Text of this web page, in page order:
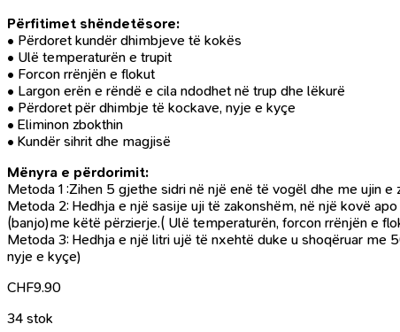
Përfitimet shëndetësore:
• Përdoret kundër dhimbjeve të kokës
• Ulë temperaturën e trupit
• Forcon rrënjën e flokut
• Largon erën e rëndë e cila ndodhet në trup dhe lëkurë
• Përdoret për dhimbje të kockave, nyje e kyçe
• Eliminon zbokthin
• Kundër sihrit dhe magjisë
Mënyra e përdorimit:
Metoda 1 :Zihen 5 gjethe sidri në një enë të vogël dhe me ujin
Metoda 2: Hedhja e një sasije uji të zakonshëm, në një kovë
(banjo)me këtë përzierje.( Ulë temperaturën, forcon rrënjën e
Metoda 3: Hedhja e një litri ujë të nxehtë duke u shoqëruar me
nyje e kyçe)
CHF9.90
34 stok